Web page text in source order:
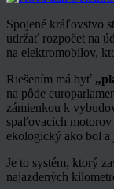
Spojené kráľovstvo
udržať rozpočet na
na elektromobilov,
Riešením má byť
na pôde
zámienkou k
spaľovacích
ekologický ako bol a
Je to systém, ktorý
najazdených